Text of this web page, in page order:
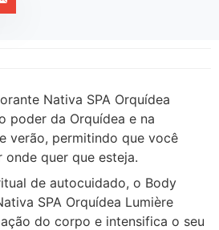
Nativa SPA Orquídea
poder da Orquídea e na
verão, permitindo que você
quer que esteja.
de autocuidado, o Body
SPA Orquídea Lumière
do corpo e intensifica o seu